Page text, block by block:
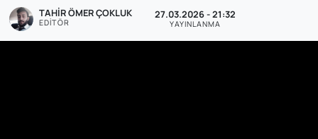
TAHIR ÖMER ÇOKLUK
EDITÖR
27.03.2026 - 21:32
YAYINLANMA
Dünya